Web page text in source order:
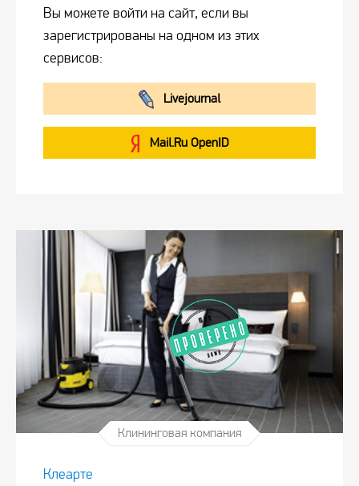
Вы можете войти на сайт, если вы
зарегистрированы на одном из этих
сервисов:
Livejournal
Mail.Ru OpenID
Клининговая компания
Клеарте